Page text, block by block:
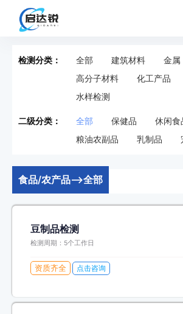
检测分类： 全部 建筑材料 金属
高分子材料
化工产品
水样检测
二级分类： 全部 保健品 休闲食
粮油农副品
乳制品
豆制品检测
检测周期：5个工作日
资质齐全 点击咨询
食品/农产品-->全部